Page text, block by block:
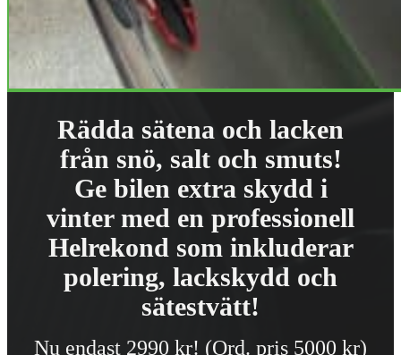
Rädda sätena och lacken
från snö, salt och smuts!
Ge bilen extra skydd i
vinter med en professionell
Helrekond som inkluderar
polering, lackskydd och
sätestvätt!
Nu endast 2990 kr! (Ord. pris 5000 kr)